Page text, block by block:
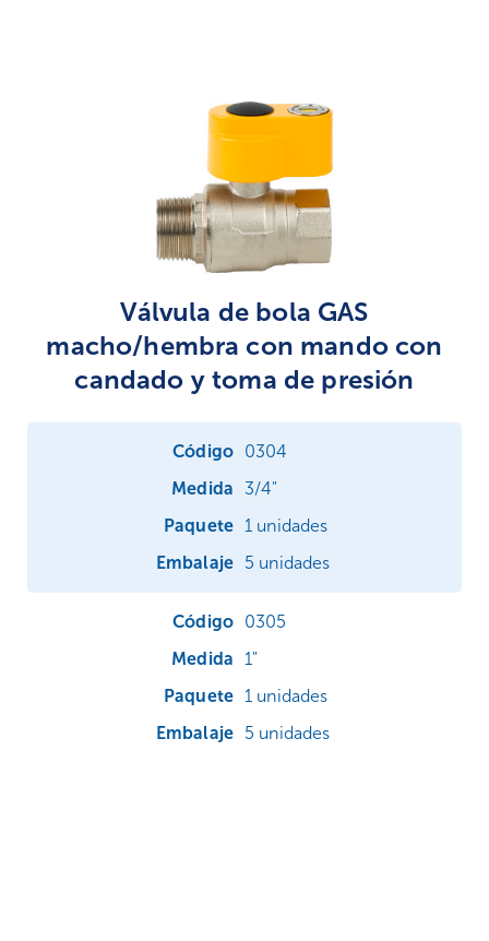
Válvula de bola GAS
macho/hembra con mando con
candado y toma de presión
0304
3/4"
1 unidades
5 unidades
0305
1"
1 unidades
5 unidades